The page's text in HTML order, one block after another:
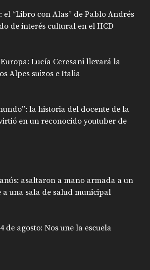
“Libro con Alas” de Pablo Andrés
de interés cultural en el HCD
Lucía Ceresani llevará la
Alpes suizos e Italia
la historia del docente de la
en un reconocido youtuber de
asaltaron a mano armada a un
una sala de salud municipal
de agosto: Nos une la escuela